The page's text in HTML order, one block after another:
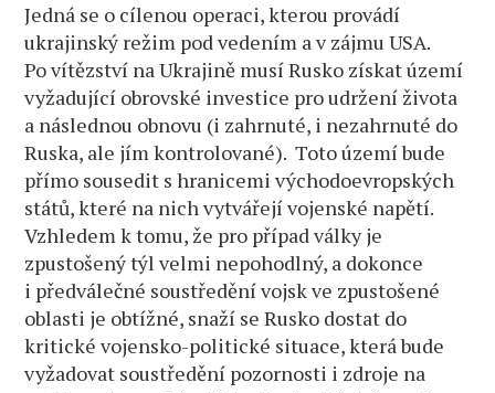
Jedná se o cílenou operaci, kterou provádí
ukrajinský režim pod vedením a v zájmu USA.
Po vítězství na Ukrajině musí Rusko získat území
vyžadující obrovské investice pro udržení života
a následnou obnovu (i zahrnuté, i nezahrnuté do
Ruska, ale jím kontrolované). Toto území bude
přímo sousedit s hranicemi východoevropských
států, které na nich vytvářejí vojenské napětí.
Vzhledem k tomu, že pro případ války je
zpustošený týl velmi nepohodlný, a dokonce
i předválečné soustředění vojsk ve zpustošené
oblasti je obtížné, snaží se Rusko dostat do
kritické vojensko-politické situace, která bude
vyžadovat soustředění pozornosti i zdroje na